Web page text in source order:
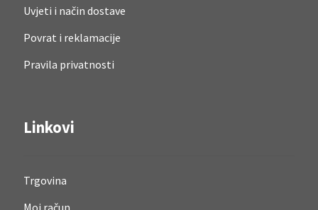
Uvjeti i način dostave
Povrat i reklamacije
Pravila privatnosti
Linkovi
Trgovina
Moj račun